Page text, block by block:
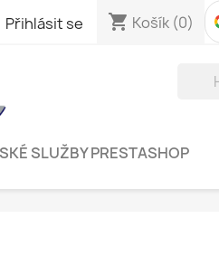
Přihlásit se shopping_cart Košík (0)
SLUŽBY PRESTASHOP